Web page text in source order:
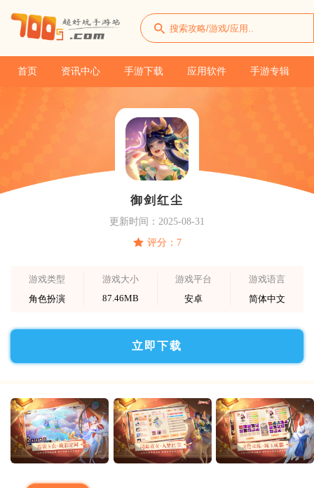
首页 资讯中心 手游下载 应用软件 手游专辑
御剑红尘
更新时间：2025-08-31
评分：7
游戏类型
角色扮演
游戏大小
87.46MB
游戏平台
安卓
游戏语言
简体中文
立即下载